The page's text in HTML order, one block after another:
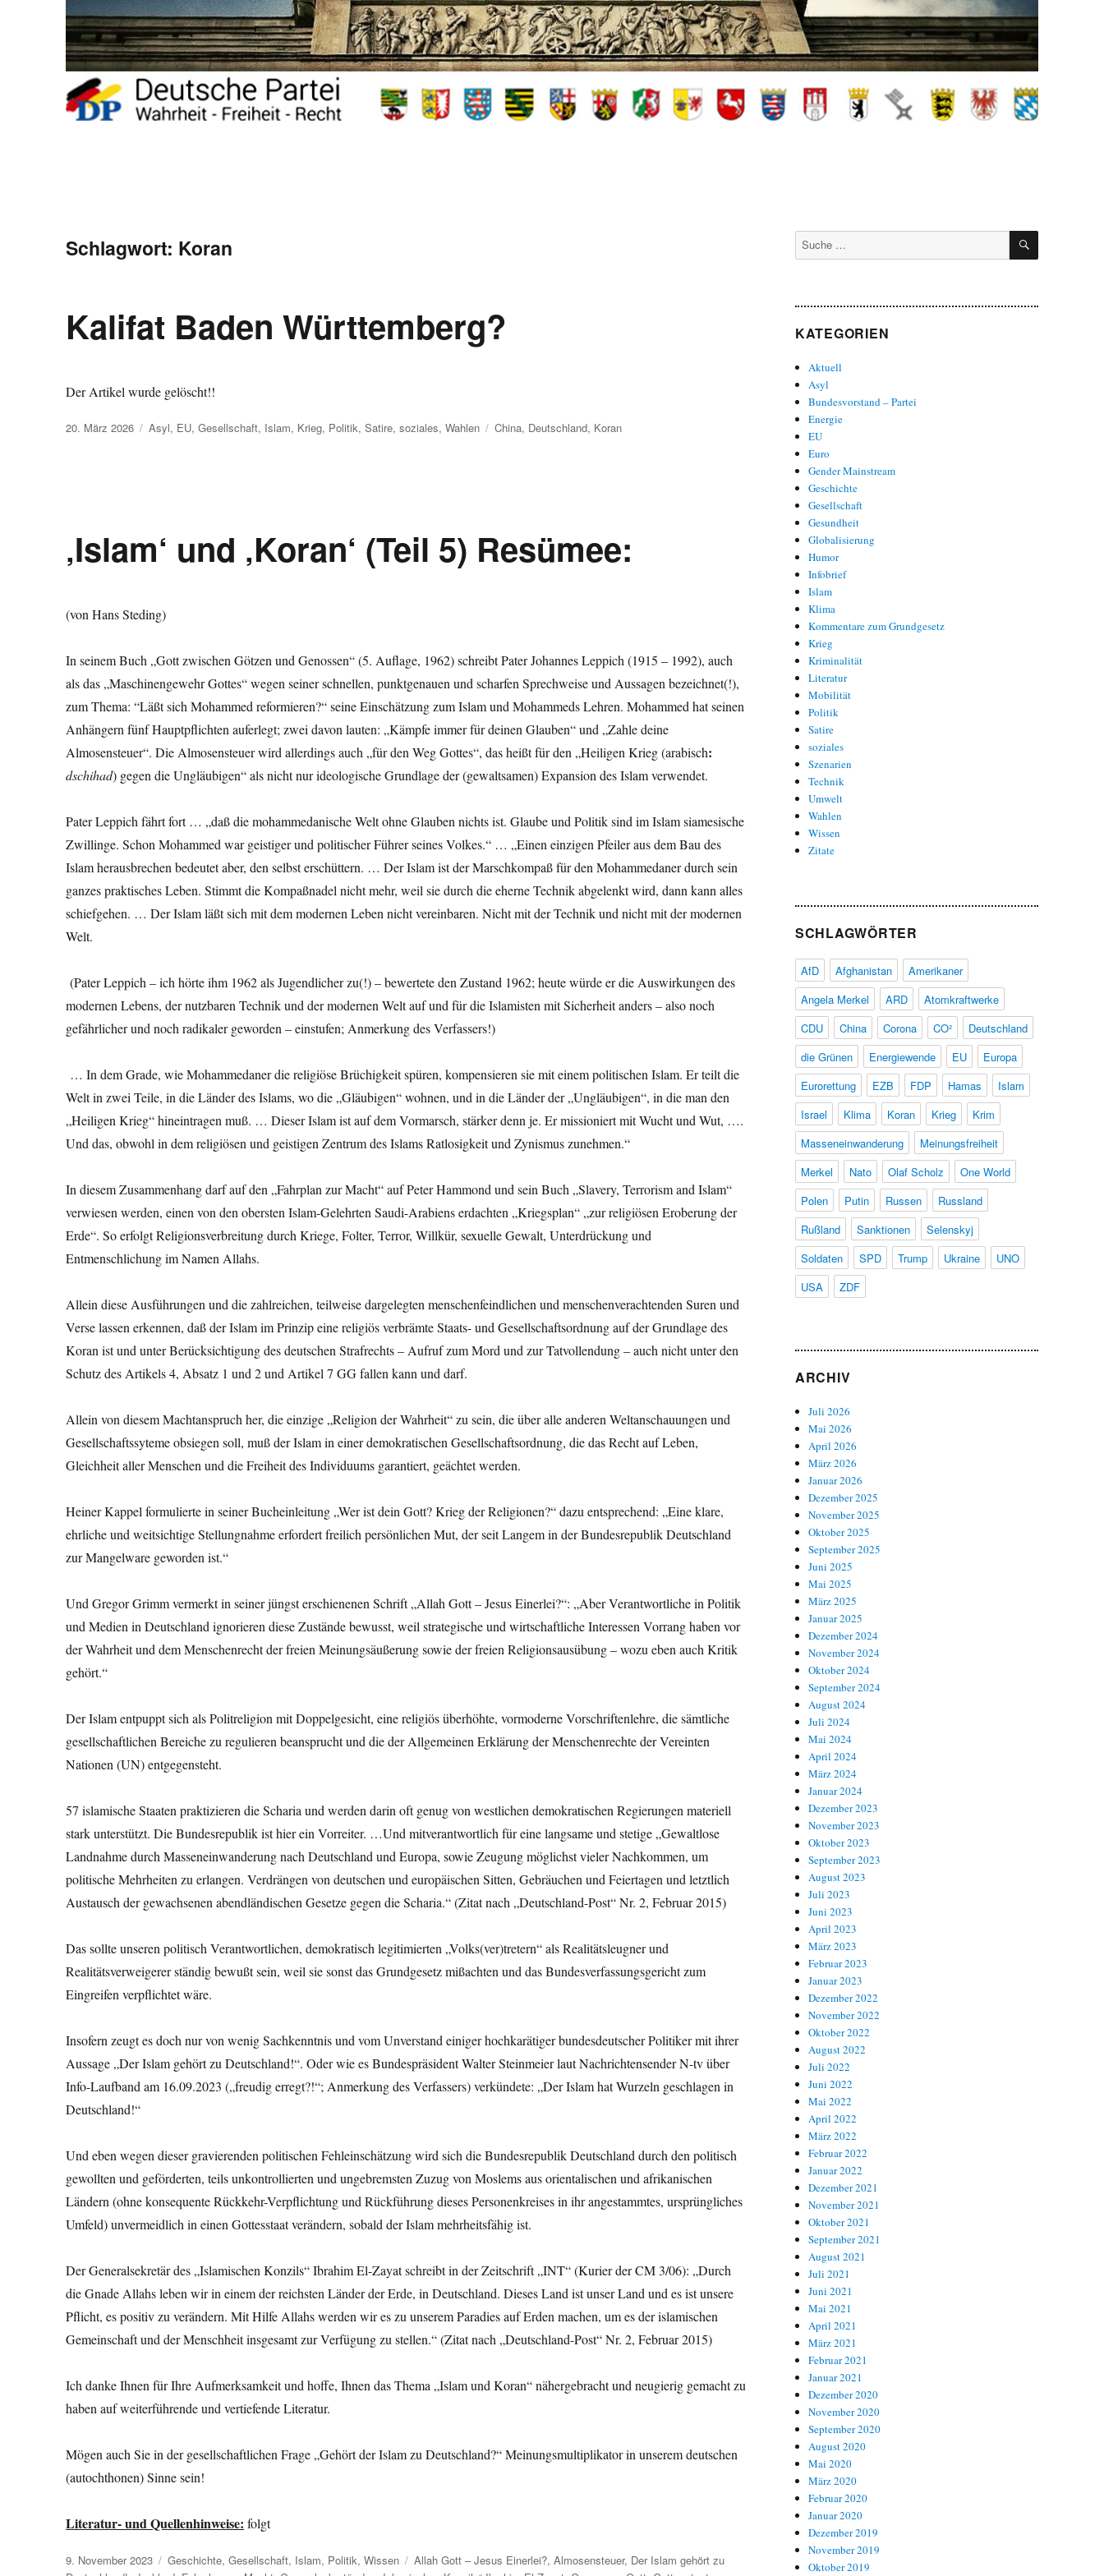
Schlagwort: Koran
Kalifat Baden Württemberg?
Der Artikel wurde gelöscht!!
Veröffentlicht
20. März 2026 Kategorien
Asyl, EU,Gesellschaft, Islam, Krieg, Politik,Satire,soziales,Wahlen Schlagwörter
China, Deutschland, Koran
‚Islam‘ und ‚Koran‘ (Teil 5) Resümee:
(von Hans Steding)
In seinem Buch „Gott zwischen Götzen und Genossen“ (5. Auflage, 1962) schreibt Pater Johannes Leppich (1915 – 1992), auch
als das „Maschinengewehr Gottes“ wegen seiner schnellen, punktgenauen und scharfen Sprechweise und Aussagen bezeichnet(!),
zum Thema: “Läßt sich Mohammed reformieren?“ seine Einschätzung zum Islam und Mohammeds Lehren. Mohammed hat seinen
Anhängern fünf Hauptpflichten auferlegt; zwei davon lauten: „Kämpfe immer für deinen Glauben“ und „Zahle deine
Almosensteuer“. Die Almosensteuer wird allerdings auch „für den Weg Gottes“, das heißt für den „Heiligen Krieg (arabisch:
dschihad) gegen die Ungläubigen“ als nicht nur ideologische Grundlage der (gewaltsamen) Expansion des Islam verwendet.
Pater Leppich fährt fort … „daß die mohammedanische Welt ohne Glauben nichts ist. Glaube und Politik sind im Islam siamesische
Zwillinge. Schon Mohammed war geistiger und politischer Führer seines Volkes.“ … „Einen einzigen Pfeiler aus dem Bau des
Islam herausbrechen bedeutet aber, den selbst erschüttern. … Der Islam ist der Marschkompaß für den Mohammedaner durch sein
ganzes praktisches Leben. Stimmt die Kompaßnadel nicht mehr, weil sie durch die eherne Technik abgelenkt wird, dann kann alles
schiefgehen. … Der Islam läßt sich mit dem modernen Leben nicht vereinbaren. Nicht mit der Technik und nicht mit der modernen
Welt.
(Pater Leppich – ich hörte ihm 1962 als Jugendlicher zu(!) – bewertete den Zustand 1962; heute würde er die Auswirkungen des
modernen Lebens, der nutzbaren Technik und der modernen Welt auf und für die Islamisten mit Sicherheit anders – also noch
gefährlicher und noch radikaler geworden – einstufen; Anmerkung des Verfassers!)
… In dem Grade, wie Mohammedaner die religiöse Brüchigkeit spüren, kompensieren sie mit einem politischen Islam. Er teilt die
Welt in zwei Teile, in die Länder des Islams, wo die „Gläubigen“ wohnen, und in die Länder der „Ungläubigen“, in die man den
„Heiligen Krieg“ hineintragen muß. … Dieser Islam ist auf dem Vormarsch, stärker denn je. Er missioniert mit Wucht und Wut, ….
Und das, obwohl in dem religiösen und geistigen Zentrum des Islams Ratlosigkeit und Zynismus zunehmen.“
In diesem Zusammenhang darf auf den „Fahrplan zur Macht“ auf Peter Hammond und sein Buch „Slavery, Terrorism and Islam“
verwiesen werden, einen von den obersten Islam-Gelehrten Saudi-Arabiens erdachten „Kriegsplan“ „zur religiösen Eroberung der
Erde“. So erfolgt Religionsverbreitung durch Kriege, Folter, Terror, Willkür, sexuelle Gewalt, Unterdrückung und
Entmenschlichung im Namen Allahs.
Allein diese Ausführungen und die zahlreichen, teilweise dargelegten menschenfeindlichen und menschenverachtenden Suren und
Verse lassen erkennen, daß der Islam im Prinzip eine religiös verbrämte Staats- und Gesellschaftsordnung auf der Grundlage des
Koran ist und unter Berücksichtigung des deutschen Strafrechts – Aufruf zum Mord und zur Tatvollendung – auch nicht unter den
Schutz des Artikels 4, Absatz 1 und 2 und Artikel 7 GG fallen kann und darf.
Allein von diesem Machtanspruch her, die einzige „Religion der Wahrheit“ zu sein, die über alle anderen Weltanschauungen und
Gesellschaftssyteme obsiegen soll, muß der Islam in einer demokratischen Gesellschaftsordnung, die das Recht auf Leben,
Gleichheit aller Menschen und die Freiheit des Individuums garantiert, geächtet werden.
Heiner Kappel formulierte in seiner Bucheinleitung „Wer ist dein Gott? Krieg der Religionen?“ dazu entsprechend: „Eine klare,
ehrliche und weitsichtige Stellungnahme erfordert freilich persönlichen Mut, der seit Langem in der Bundesrepublik Deutschland
zur Mangelware geworden ist.“
Und Gregor Grimm vermerkt in seiner jüngst erschienenen Schrift „Allah Gott – Jesus Einerlei?“: „Aber Verantwortliche in Politik
und Medien in Deutschland ignorieren diese Zustände bewusst, weil strategische und wirtschaftliche Interessen Vorrang haben vor
der Wahrheit und dem Menschenrecht der freien Meinungsäußerung sowie der freien Religionsausübung – wozu eben auch Kritik
gehört.“
Der Islam entpuppt sich als Politreligion mit Doppelgesicht, eine religiös überhöhte, vormoderne Vorschriftenlehre, die sämtliche
gesellschaftlichen Bereiche zu regulieren beansprucht und die der Allgemeinen Erklärung der Menschenrechte der Vereinten
Nationen (UN) entgegensteht.
57 islamische Staaten praktizieren die Scharia und werden darin oft genug von westlichen demokratischen Regierungen materiell
stark unterstützt. Die Bundesrepublik ist hier ein Vorreiter. …Und mitverantwortlich für eine langsame und stetige „Gewaltlose
Landnahme durch Masseneinwanderung nach Deutschland und Europa, sowie Zeugung möglichst vieler Nachkommen, um
politische Mehrheiten zu erlangen. Verdrängen von deutschen und europäischen Sitten, Gebräuchen und Feiertagen und letztlich
Austausch der gewachsenen abendländischen Gesetze gegen die Scharia.“ (Zitat nach „Deutschland-Post“ Nr. 2, Februar 2015)
Das sollte unseren politisch Verantwortlichen, demokratisch legitimierten „Volks(ver)tretern“ als Realitätsleugner und
Realitätsverweigerer ständig bewußt sein, weil sie sonst das Grundgesetz mißachten und das Bundesverfassungsgericht zum
Eingreifen verpflichtet wäre.
Insofern zeugt es doch nur von wenig Sachkenntnis und vom Unverstand einiger hochkarätiger bundesdeutscher Politiker mit ihrer
Aussage „Der Islam gehört zu Deutschland!“. Oder wie es Bundespräsident Walter Steinmeier laut Nachrichtensender N-tv über
Info-Laufband am 16.09.2023 („freudig erregt?!“; Anmerkung des Verfassers) verkündete: „Der Islam hat Wurzeln geschlagen in
Deutschland!“
Und eben wegen dieser gravierenden politischen Fehleinschätzung wird sich die Bundesrepublik Deutschland durch den politisch
gewollten und geförderten, teils unkontrollierten und ungebremsten Zuzug von Moslems aus orientalischen und afrikanischen
Ländern (ohne konsequente Rückkehr-Verpflichtung und Rückführung dieses Personenkreises in ihr angestammtes, ursprüngliches
Umfeld) unvermeidlich in einen Gottesstaat verändern, sobald der Islam mehrheitsfähig ist.
Der Generalsekretär des „Islamischen Konzils“ Ibrahim El-Zayat schreibt in der Zeitschrift „INT“ (Kurier der CM 3/06): „Durch
die Gnade Allahs leben wir in einem der reichsten Länder der Erde, in Deutschland. Dieses Land ist unser Land und es ist unsere
Pflicht, es positiv zu verändern. Mit Hilfe Allahs werden wir es zu unserem Paradies auf Erden machen, um es der islamischen
Gemeinschaft und der Menschheit insgesamt zur Verfügung zu stellen.“ (Zitat nach „Deutschland-Post“ Nr. 2, Februar 2015)
Ich danke Ihnen für Ihre Aufmerksamkeit und hoffe, Ihnen das Thema „Islam und Koran“ nähergebracht und neugierig gemacht zu
haben auf weiterführende und vertiefende Literatur.
Mögen auch Sie in der gesellschaftlichen Frage „Gehört der Islam zu Deutschland?“ Meinungsmultiplikator in unserem deutschen
(autochthonen) Sinne sein!
Literatur- und Quellenhinweise: folgt
Veröffentlicht
9. November 2023 Kategorien
Geschichte,Gesellschaft, Islam, Politik,Wissen Schlagwörter
Allah Gott – Jesus Einerlei?,Almosensteuer, Der Islam gehört zu
Suche
nach:
SUCHEN
KATEGORIEN
Aktuell
Asyl
Bundesvorstand – Partei
Energie
EU
Euro
Gender Mainstream
Geschichte
Gesellschaft
Gesundheit
Globalisierung
Humor
Infobrief
Islam
Klima
Kommentare zum Grundgesetz
Krieg
Kriminalität
Literatur
Mobilität
Politik
Satire
soziales
Szenarien
Technik
Umwelt
Wahlen
Wissen
Zitate
SCHLAGWÖRTER
AfD Afghanistan
Amerikaner
Angela Merkel
ARD
Atomkraftwerke
CDU
China Corona CO²
Deutschland
die Grünen
Energiewende EU
Europa
Eurorettung
EZB FDP Hamas
Islam
Israel
Klima Koran Krieg
Krim
Masseneinwanderung
Meinungsfreiheit
Merkel
Nato Olaf Scholz
One World
Polen
Putin Russen
Russland
Rußland
Sanktionen
Selenskyj
Soldaten
SPD Trump Ukraine
UNO
USA
ZDF
ARCHIV
Juli 2026
Mai 2026
April 2026
März 2026
Januar 2026
Dezember 2025
November 2025
Oktober 2025
September 2025
Juni 2025
Mai 2025
März 2025
Januar 2025
Dezember 2024
November 2024
Oktober 2024
September 2024
August 2024
Juli 2024
Mai 2024
April 2024
März 2024
Januar 2024
Dezember 2023
November 2023
Oktober 2023
September 2023
August 2023
Juli 2023
Juni 2023
April 2023
März 2023
Februar 2023
Januar 2023
Dezember 2022
November 2022
Oktober 2022
August 2022
Juli 2022
Juni 2022
Mai 2022
April 2022
März 2022
Februar 2022
Januar 2022
Dezember 2021
November 2021
Oktober 2021
September 2021
August 2021
Juli 2021
Juni 2021
Mai 2021
April 2021
März 2021
Februar 2021
Januar 2021
Dezember 2020
November 2020
September 2020
August 2020
Mai 2020
März 2020
Februar 2020
Januar 2020
Dezember 2019
November 2019
Oktober 2019